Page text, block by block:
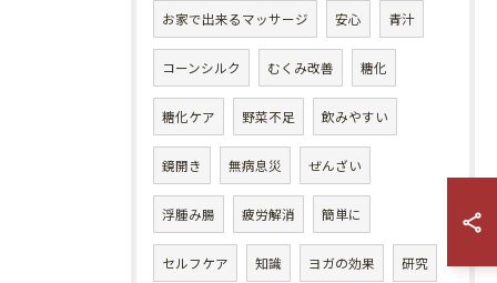
お家で出来るマッサージ 安心 青汁
コーンシルク むくみ改善 糖化
糖化ケア 野菜不足 飲みやすい
鏡開き 無病息災 ぜんざい
浮腫み腸 疲労解消 簡単に
セルフケア 知識 ヨガの効果 研究